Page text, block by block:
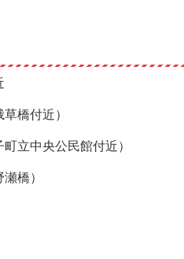
橋付近）
立中央公民館付近）
橋）